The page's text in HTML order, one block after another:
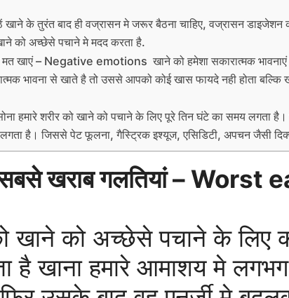
के तुरंत बाद ही वज्रासन मे जरूर बैठना चाहिए, वज्रासन डाइजेशन
को अच्छेसे पचाने मे मदद करता है.
मत खाएं – Negative emotions खाने को हमेशा सकारात्मक भावनाएं
भावना से खाते है तो उससे आपको कोई खास फायदे नही होता बल्कि
हमारे शरीर को खाने को पचाने के लिए पूरे तिन घंटे का समय लगता है।
है। जिससे पेट फूलना, गैस्ट्रिक इश्यूज, एसिडिटी, अपचन जैसी
खराब गलतियां – Worst
खाने को अच्छेसे पचाने के लिए
है खाना हमारे आमाशय मे